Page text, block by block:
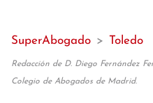
SuperAbogado > Toledo
Redacción de D. Diego Fernández
Colegio de Abogados de Madrid.